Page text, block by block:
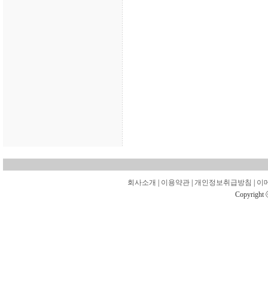
회사소개 이용약관| 개인정보취급방침
이
Copyright